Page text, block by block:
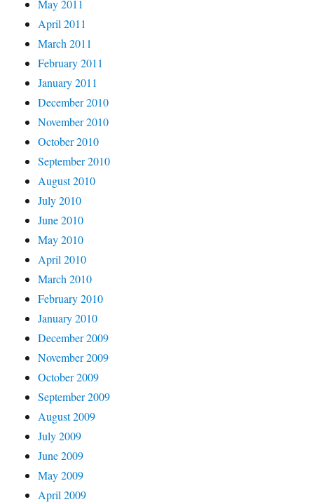
May 2011
April 2011
March 2011
February 2011
January 2011
December 2010
November 2010
October 2010
September 2010
August 2010
July 2010
June 2010
May 2010
April 2010
March 2010
February 2010
January 2010
December 2009
November 2009
October 2009
September 2009
August 2009
July 2009
June 2009
May 2009
April 2009